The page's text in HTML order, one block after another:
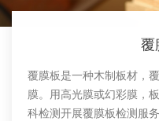
覆
覆膜板是一种木制板材，
膜。用高光膜或幻彩膜，
科检测开展覆膜板检测服务